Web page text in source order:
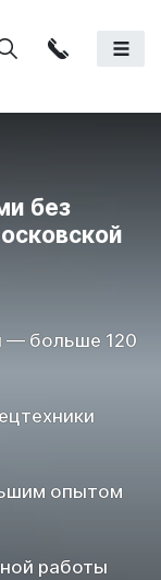
без
— больше 120
опытом
работы